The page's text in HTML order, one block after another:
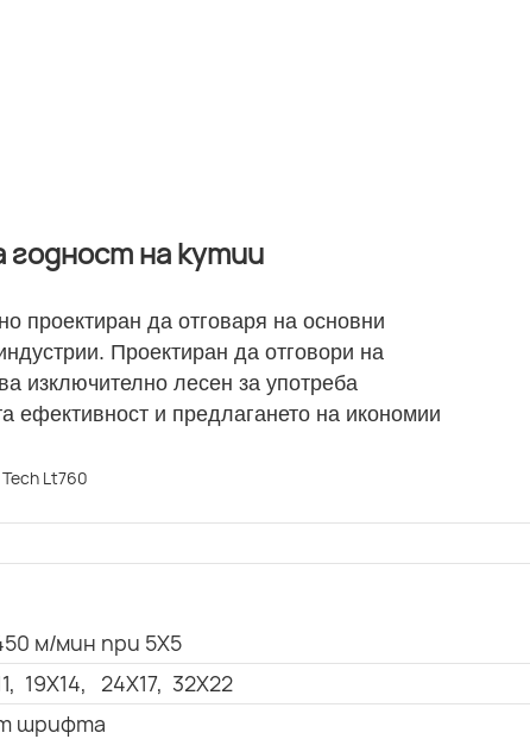
годност на кутии
проектиран да отговаря на основни
Проектиран да отговори на
изключително лесен за употреба
ефективност и предлагането на икономии
м/мин при 5X5
19X14, 24X17, 32X22
шрифта